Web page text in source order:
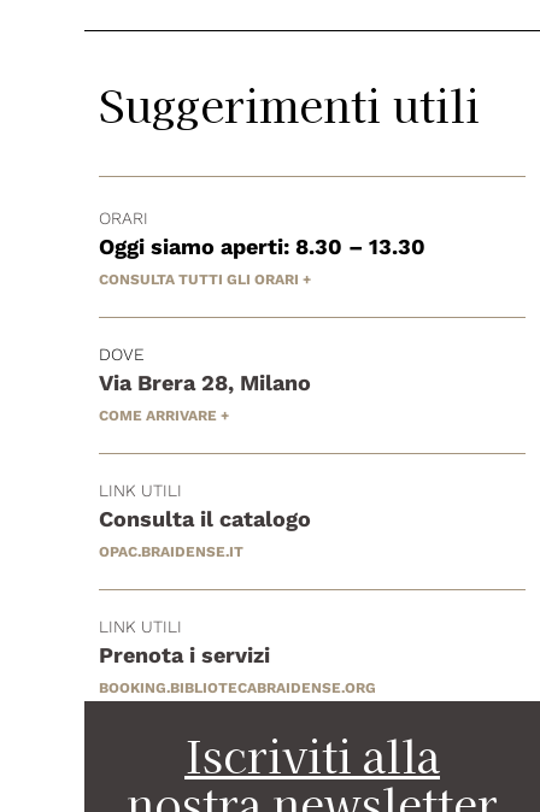
Suggerimenti utili
ORARI
Oggi siamo aperti: 8.30 – 13.30
CONSULTA TUTTI GLI ORARI +
DOVE
Via Brera 28, Milano
COME ARRIVARE +
LINK UTILI
Consulta il catalogo
OPAC.BRAIDENSE.IT
LINK UTILI
Prenota i servizi
BOOKING.BIBLIOTECABRAIDENSE.ORG
Iscriviti alla